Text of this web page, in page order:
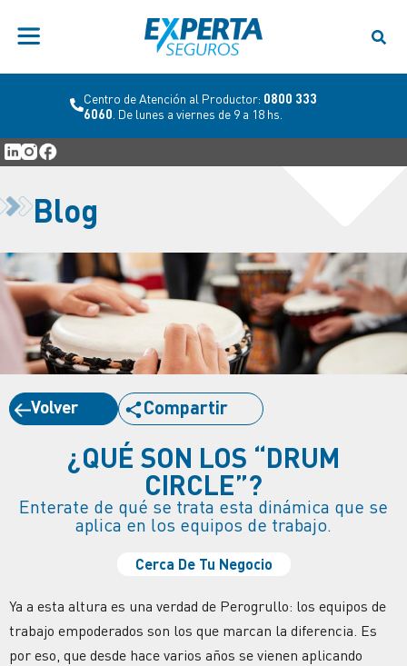
Centro de Atención al Productor: 0800 333
6060 . De lunes a viernes de 9 a 18 hs.
Blog
Volver Compartir
¿QUÉ SON LOS “DRUM
CIRCLE”?
Enterate de qué se trata esta dinámica que se
aplica en los equipos de trabajo.
Cerca De Tu Negocio
Ya a esta altura es una verdad de Perogrullo: los equipos de
trabajo empoderados son los que marcan la diferencia. Es
por eso, que desde hace varios años se vienen aplicando